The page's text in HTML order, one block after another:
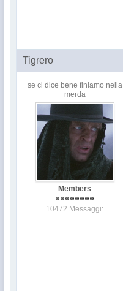
Tigrero
se ci dice bene finiamo nella
merda
Members
10472 Messaggi: